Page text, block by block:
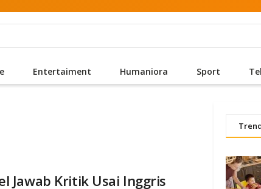
Entertaiment Humaniora Sport
Jawab Kritik Usai Inggris